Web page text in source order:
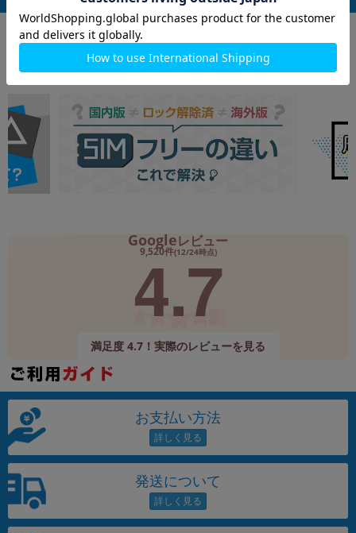
Googleレビュー
9,520件(12/24時点)
4.7
満足度 4.7！実際のレビューを見る
お支払い方法
発送について